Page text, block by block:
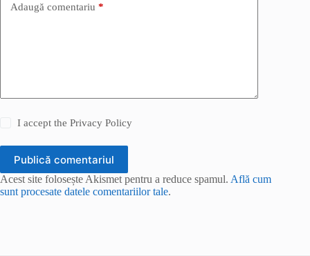
Adaugă comentariu *
I accept thePrivacy Policy
Publică comentariul
Acest site folosește Akismet pentru a reduce spamul. Află cum
sunt procesate datele comentariilor tale.